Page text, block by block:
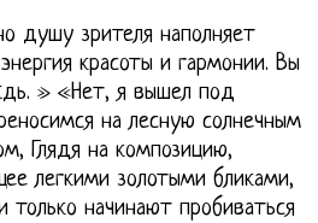
душу зрителя наполняет
красоты и гармонии. Вы
» «Нет, я вышел под
на лесную солнечным
Глядя на композицию,
легкими золотыми бликами,
только начинают пробиваться